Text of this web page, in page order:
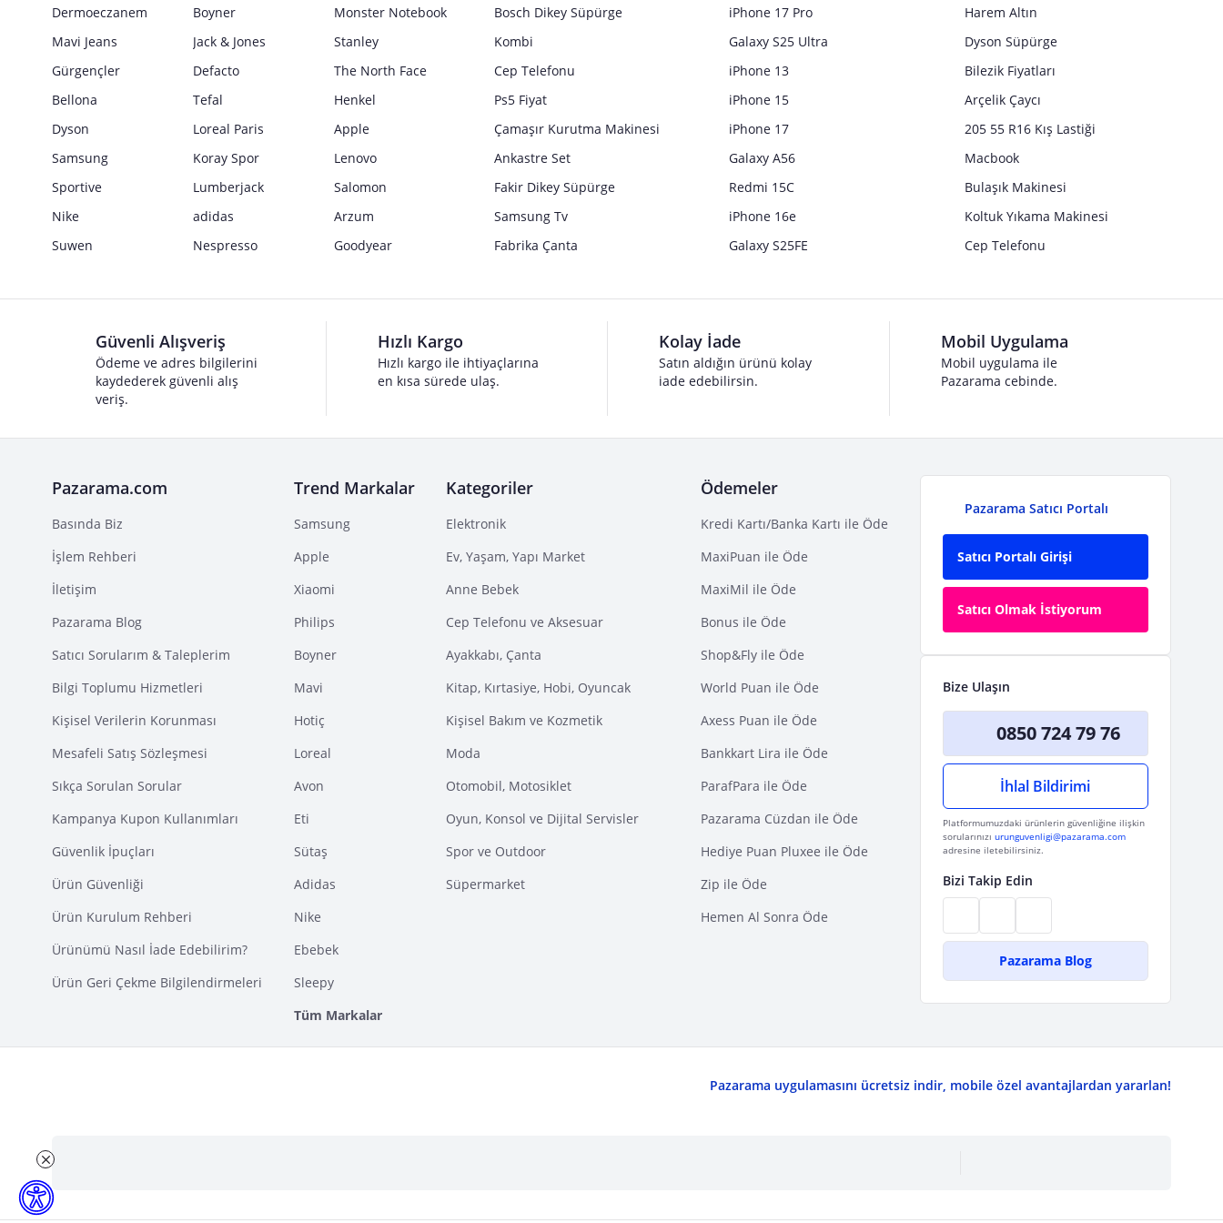
Dermoeczanem
Boyner
Monster Notebook
Mavi Jeans
Jack & Jones
Stanley
Gürgençler
Defacto
The North Face
Bellona
Tefal
Henkel
Dyson
Loreal Paris
Apple
Samsung
Koray Spor
Lenovo
Sportive
Lumberjack
Salomon
Nike
adidas
Arzum
Suwen
Nespresso Goodyear
Bosch Dikey Süpürge
Kombi
Cep Telefonu
Ps5 Fiyat
Çamaşır Kurutma Makinesi
Ankastre Set
Fakir Dikey Süpürge
Samsung Tv
Fabrika Çanta
iPhone 17 Pro
Galaxy S25 Ultra
iPhone 13
iPhone 15
iPhone 17
Galaxy A56
Redmi 15C
iPhone 16e
Galaxy S25FE
Harem Altın
Dyson Süpürge
Bilezik Fiyatları
Arçelik Çaycı
205 55 R16 Kış Lastiği
Macbook
Bulaşık Makinesi
Koltuk Yıkama Makinesi
Cep Telefonu
Güvenli Alışveriş
Ödeme ve adres bilgilerini
kaydederek güvenli alış
veriş.
Hızlı Kargo
Hızlı kargo ile ihtiyaçlarına
en kısa sürede ulaş.
Kolay İade
Satın aldığın ürünü kolay
iade edebilirsin.
Mobil Uygulama
Mobil uygulama ile
Pazarama cebinde.
Pazarama.com
Basında Biz
İşlem Rehberi
İletişim
Pazarama Blog
Satıcı Sorularım & Taleplerim
Bilgi Toplumu Hizmetleri
Kişisel Verilerin Korunması
Mesafeli Satış Sözleşmesi
Sıkça Sorulan Sorular
Kampanya Kupon Kullanımları
Güvenlik İpuçları
Ürün Güvenliği
Ürün Kurulum Rehberi
Ürünümü Nasıl İade Edebilirim?
Ürün Geri Çekme Bilgilendirmeleri
Trend Markalar
Samsung
Apple
Xiaomi
Philips
Boyner
Mavi
Hotiç
Loreal
Avon
Eti
Sütaş
Adidas
Nike
Ebebek
Sleepy
Tüm Markalar
Kategoriler
Elektronik
Ev, Yaşam, Yapı Market
Anne Bebek
Cep Telefonu ve Aksesuar
Ayakkabı, Çanta
Kitap, Kırtasiye, Hobi, Oyuncak
Kişisel Bakım ve Kozmetik
Moda
Otomobil, Motosiklet
Oyun, Konsol ve Dijital Servisler
Spor ve Outdoor
Süpermarket
Ödemeler
Kredi Kartı/Banka Kartı ile Öde
MaxiPuan ile Öde
MaxiMil ile Öde
Bonus ile Öde
Shop&Fly ile Öde
World Puan ile Öde
Axess Puan ile Öde
Bankkart Lira ile Öde
ParafPara ile Öde
Pazarama Cüzdan ile Öde
Hediye Puan Pluxee ile Öde
Zip ile Öde
Hemen Al Sonra Öde
Pazarama Satıcı Portalı
Satıcı Portalı Girişi
Satıcı Olmak İstiyorum
Bize Ulaşın
0850 724 79 76
İhlal Bildirimi
Platformumuzdaki ürünlerin güvenliğine ilişkin
sorularınızı urunguvenligi@pazarama.com
adresine iletebilirsiniz.
Bizi Takip Edin
Pazarama Blog
Pazarama uygulamasını ücretsiz indir, mobile özel avantajlardan yararlan!